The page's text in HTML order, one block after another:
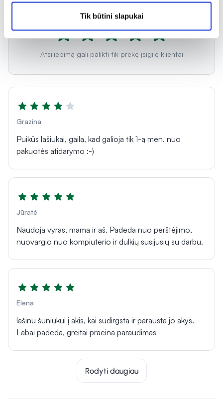
Tik būtini slapukai
4.9
Atsiliepimą gali palikti tik prekę įsigiję klientai
Grazina
Puikūs lašiukai, gaila, kad galioja tik 1-ą mėn. nuo
pakuotės atidarymo :-)
Jūratė
Naudoja vyras, mama ir aš. Padeda nuo perštėjimo,
nuovargio nuo kompiuterio ir dulkių susijusių su darbu.
Elena
lašinu šuniukui į akis, kai sudirgsta ir parausta jo akys.
Labai padeda, greitai praeina paraudimas
Rodyti daugiau